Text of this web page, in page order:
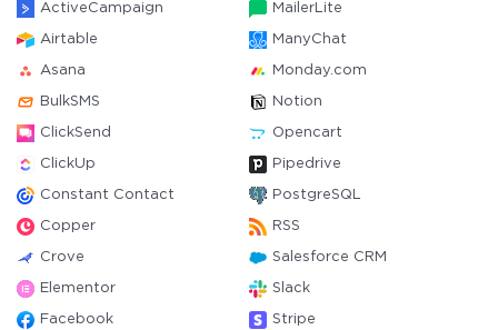
ActiveCampaign MailerLite
Airtable ManyChat
Asana Monday.com
BulkSMS Notion
ClickSend Opencart
ClickUp Pipedrive
Constant Contact PostgreSQL
Copper RSS
Crove Salesforce CRM
Elementor Slack
Facebook Stripe